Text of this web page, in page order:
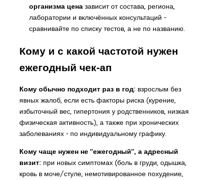
организма ценазависит от состава, региона,
лаборатории и включённых консультаций -
сравнивайте по списку тестов, а не по названию.
Кому и с какой частотой нужен
ежегодный чек‑ап
Кому обычно подходит раз в год: взрослым без
явных жалоб, если есть факторы риска (курение,
избыточный вес, гипертония у родственников, низкая
физическая активность), а также при хронических
заболеваниях - по индивидуальному графику.
Кому чаще нужен не "ежегодный", а адресный
визит: при новых симптомах (боль в груди, одышка,
кровь в моче/стуле, немотивированное похудение,